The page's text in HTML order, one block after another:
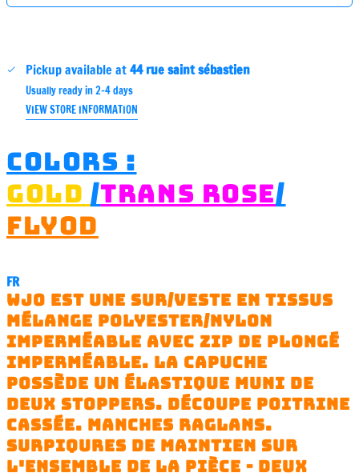
Pickup available at44 rue saint sébastien
Usually ready in 2-4 days
VIEW STORE INFORMATION
colors :
gold /trans rose/
flyod
FR
WJO EST UNE SUR/VESTE EN TISSUS
MÉLANGE POLYESTER/NYLON
IMPERMÉABLE AVEC ZIP DE PLONGÉ
IMPERMÉABLE. LA CAPUCHE
POSSÈDE UN ÉLASTIQUE MUNI DE
DEUX STOPPERS. DÉCOUPE POITRINE
CASSÉE. MANCHES RAGLANS.
SURPIQURES DE MAINTIEN SUR
L'ENSEMBLE DE LA PIÈCE - DEUX